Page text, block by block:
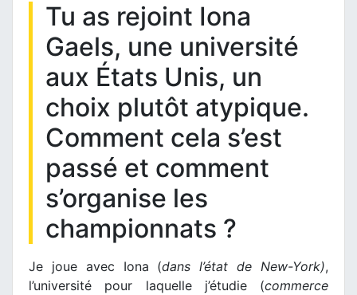
Tu as rejoint Iona
Gaels, une université
aux États Unis, un
choix plutôt atypique.
Comment cela s’est
passé et comment
s’organise les
championnats ?
Je joue avec Iona (dans l’état de New-York),
l’université pour laquelle j’étudie (commerce